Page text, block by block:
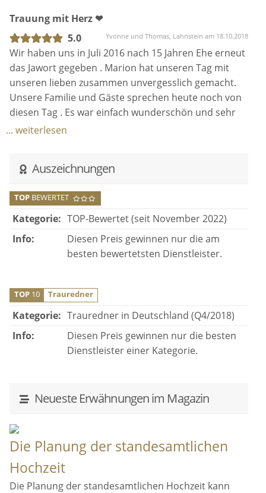
Trauung bei der ich jemals dabei war!" Auch für uns
wird dieser Tag und die Zeremonie immer
unvergesslich bleiben - vielen Dank dafür! Alle Paare
die ihre Trauung bei Marion noch vor sich haben
kann ich nur beneiden. Genießt die Zeit, es ist
unfassbar schön!
Trauung mit Herz ❤
5.0
Yvonne und Thomas, Lahnstein am 18.10.2018
Wir haben uns in Juli 2016 nach 15 Jahren Ehe erneut
das Jawort gegeben . Marion hat unseren Tag mit
unseren lieben zusammen unvergesslich gemacht.
Unsere Familie und Gäste sprechen heute noch von
diesen Tag . Es war einfach wunderschön und sehr
liebevoll gemacht. Danke liebe Marion ❤
... weiterlesen
Auszeichnungen
TOP BEWERTET
Kategorie: TOP-Bewertet (seit November 2022)
Info:
Diesen Preis gewinnen nur die am
besten bewertetsten Dienstleister.
TOP 10 Trauredner
Kategorie: Trauredner in Deutschland (Q4/2018)
Info:
Diesen Preis gewinnen nur die besten
Dienstleister einer Kategorie.
Neueste Erwähnungen im Magazin
Die Planung der standesamtlichen
Hochzeit
Die Planung der standesamtlichen Hochzeit kann